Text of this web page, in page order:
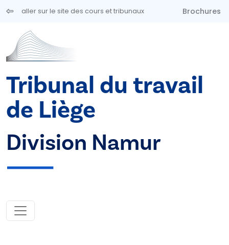
Aller au contenu principal
aller sur le site des cours et tribunaux Brochures
Tribunal du travail
de Liège
Division Namur